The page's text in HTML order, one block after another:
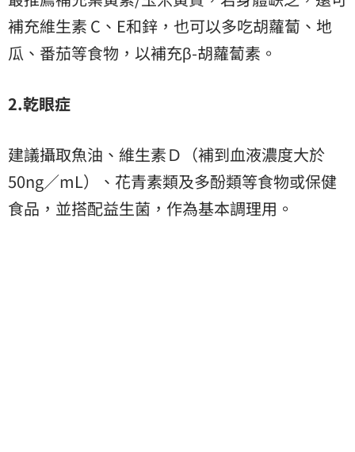
補充維生素 C、E和鋅，也可以多吃胡蘿蔔、地
瓜、番茄等食物，以補充β-胡蘿蔔素。
2.乾眼症
建議攝取魚油、維生素Ｄ（補到血液濃度大於
50ng／mL）、花青素類及多酚類等食物或保健
食品，並搭配益生菌，作為基本調理用。